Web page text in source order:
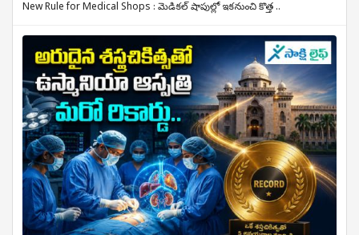
New Rule for Medical Shops : మెడికల్ షాపుల్లో ఇకనుంచి కొత్త ..